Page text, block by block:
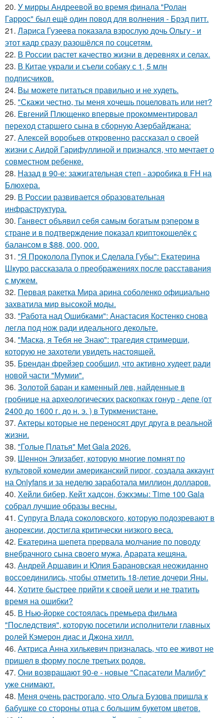
20. У мирры Андреевой во время финала "Ролан
Гаррос" был ещё один повод для волнения - Брэд питт.
21. Лариса Гузеева показала взрослую дочь Ольгу - и
этот кадр сразу разошёлся по соцсетям.
22. В России растет качество жизни в деревнях и селах.
23. В Китае украли и съели собаку с 1, 5 млн
подписчиков.
24. Вы можете питаться правильно и не худеть.
25. "Скажи честно, ты меня хочешь поцеловать или нет?
26. Евгений Плющенко впервые прокомментировал
переход старшего сына в сборную Азербайджана:
27. Алексей воробьев откровенно рассказал о своей
жизни с Аидой Гарифуллиной и признался, что мечтает о
совместном ребенке.
28. Назад в 90-е: зажигательная степ - аэробика в FH на
Блюхера.
29. В России развивается образовательная
инфраструктура.
30. Ганвест объявил себя самым богатым рэпером в
стране и в подтверждение показал криптокошелёк с
балансом в $88, 000, 000.
31. "Я Проколола Пупок и Сделала Губы": Екатерина
Шкуро рассказала о преображениях после расставания
с мужем.
32. Первая ракетка Мира арина соболенко официально
захватила мир высокой моды.
33. "Работа над Ошибками": Анастасия Костенко снова
легла под нож ради идеального декольте.
34. "Маска, я Тебя не Знаю": трагедия стримерши,
которую не захотели увидеть настоящей.
35. Брендан фрейзер сообщил, что активно худеет ради
новой части "Мумии".
36. Золотой баран и каменный лев, найденные в
гробнице на археологических раскопках гонур - депе (от
2400 до 1600 г. до н. э. ) в Туркменистане.
37. Актеры которые не переносят друг друга в реальной
жизни.
38. "Голые Платья" Met Gala 2026.
39. Шеннон Элизабет, которую многие помнят по
культовой комедии американский пирог, создала аккаунт
на Onlyfans и за неделю заработала миллион долларов.
40. Хейли бибер, Кейт хадсон, бэкхэмы: Time 100 Gala
собрал лучшие образы весны.
41. Супруга Влада соколовского, которую подозревают в
анорексии, достигла критически низкого веса.
42. Екатерина шепета прервала молчание по поводу
внебрачного сына своего мужа, Арарата кещяна.
43. Андрей Аршавин и Юлия Барановская неожиданно
воссоединились, чтобы отметить 18-летие дочери Яны.
44. Хотите быстрее прийти к своей цели и не тратить
время на ошибки?
45. В Нью-йорке состоялась премьера фильма
"Последствия", которую посетили исполнители главных
ролей Кэмерон диас и Джона хилл.
46. Актриса Анна хилькевич призналась, что ее живот не
пришел в форму после третьих родов.
47. Они возвращают 90-е - новые "Спасатели Малибу"
уже снимают.
48. Меня очень растрогало, что Ольга Бузова пришла к
бабушке со стороны отца с большим букетом цветов.